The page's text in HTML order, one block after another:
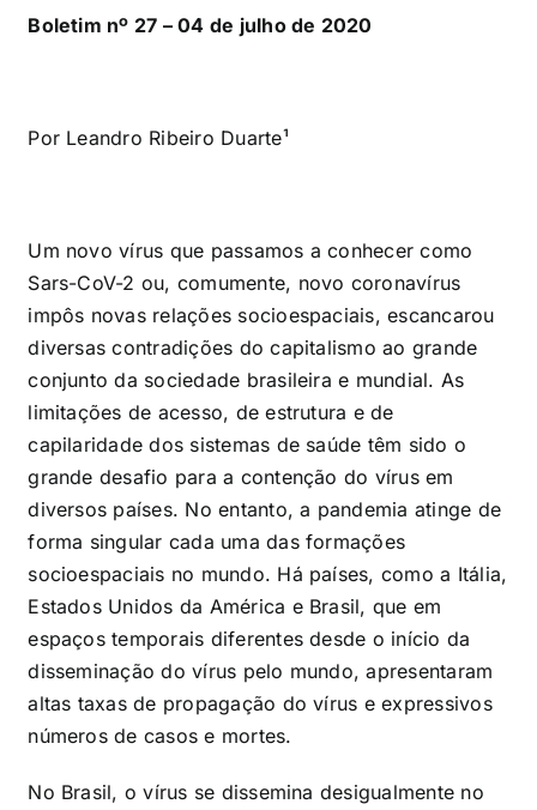
Boletim nº 27 – 04 de julho de 2020
Por Leandro Ribeiro Duarte¹
Um novo vírus que passamos a conhecer como
Sars-CoV-2 ou, comumente, novo coronavírus
impôs novas relações socioespaciais, escancarou
diversas contradições do capitalismo ao grande
conjunto da sociedade brasileira e mundial. As
limitações de acesso, de estrutura e de
capilaridade dos sistemas de saúde têm sido o
grande desafio para a contenção do vírus em
diversos países. No entanto, a pandemia atinge de
forma singular cada uma das formações
socioespaciais no mundo. Há países, como a Itália,
Estados Unidos da América e Brasil, que em
espaços temporais diferentes desde o início da
disseminação do vírus pelo mundo, apresentaram
altas taxas de propagação do vírus e expressivos
números de casos e mortes.
No Brasil, o vírus se dissemina desigualmente no